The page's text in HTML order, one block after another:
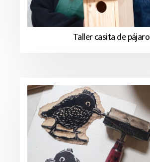
Taller casita de pájaro